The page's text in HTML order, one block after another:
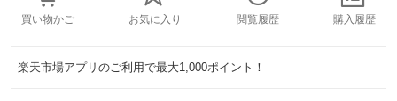
買い物かご お気に入り 閲覧履歴 購入履歴
楽天市場アプリのご利用で最大1,000ポイント！